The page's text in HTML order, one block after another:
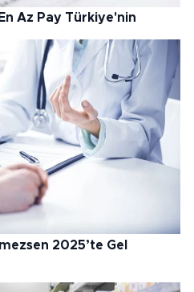
Az Pay Türkiye'nin
2025’te Gel